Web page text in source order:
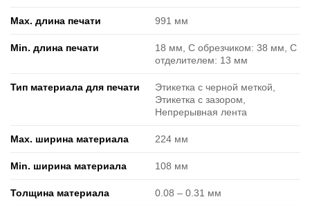
Max. длина печати 991 мм
Min. длина печати
18 мм, С обрезчиком: 38 мм, С
отделителем: 13 мм
Тип материала для печати
Этикетка с черной меткой,
Этикетка с зазором,
Непрерывная лента
Max. ширина материала 224 мм
Min. ширина материала 108 мм
Толщина материала 0.08 ‒ 0.31 мм